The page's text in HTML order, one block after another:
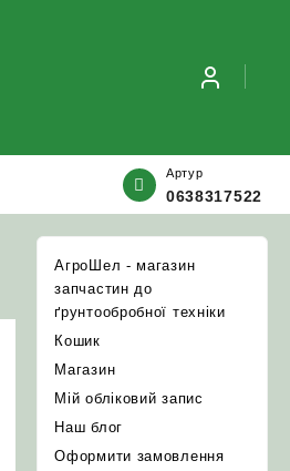
Артур
0638317522
АгроШел - магазин
запчастин до
ґрунтообробної техніки
Кошик
Магазин
Мій обліковий запис
Наш блог
Оформити замовлення